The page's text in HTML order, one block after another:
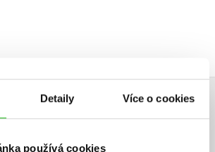
Detaily Více o cookies
používá cookies
vytvořena žádná uživatelská hodnocení.